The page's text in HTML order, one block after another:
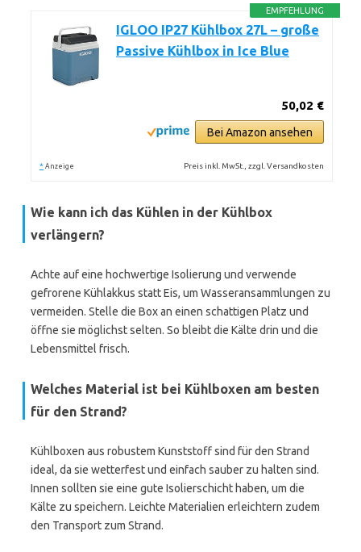
EMPFEHLUNG
IGLOO IP27 Kühlbox 27L – große
Passive Kühlbox in Ice Blue
50,02 €
Bei Amazon ansehen
* Anzeige Preis inkl. MwSt., zzgl. Versandkosten
Wie kann ich das Kühlen in der Kühlbox
verlängern?
Achte auf eine hochwertige Isolierung und verwende
gefrorene Kühlakkus statt Eis, um Wasseransammlungen zu
vermeiden. Stelle die Box an einen schattigen Platz und
öffne sie möglichst selten. So bleibt die Kälte drin und die
Lebensmittel frisch.
Welches Material ist bei Kühlboxen am besten
für den Strand?
Kühlboxen aus robustem Kunststoff sind für den Strand
ideal, da sie wetterfest und einfach sauber zu halten sind.
Innen sollten sie eine gute Isolierschicht haben, um die
Kälte zu speichern. Leichte Materialien erleichtern zudem
den Transport zum Strand.